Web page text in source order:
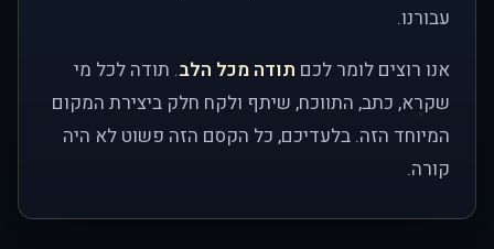
עבורנו.
אנו רוצים לומר לכם תודה מכל הלב. תודה לכל מי
שקרא, כתב, התווכח, שיתף ולקח חלק ביצירת המקום
המיוחד הזה. בלעדיכם, כל הקסם הזה פשוט לא היה
קורה.